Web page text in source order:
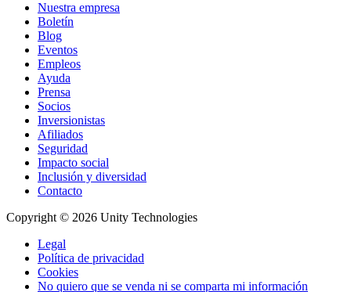
Nuestra empresa
Boletín
Blog
Eventos
Empleos
Ayuda
Prensa
Socios
Inversionistas
Afiliados
Seguridad
Impacto social
Inclusión y diversidad
Contacto
Copyright © 2026 Unity Technologies
Legal
Política de privacidad
Cookies
No quiero que se venda ni se comparta mi información